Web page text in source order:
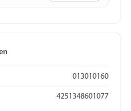
013010160
4251348601077